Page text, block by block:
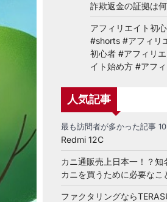
詐欺返金の証拠は
アフィリエイト初
#shorts #アフィリ
初心者 #アフィリ
イト始め方 #アフ
人気記事
最も訪問者が多かった記事
Redmi 12C
カニ通販売上日本一！？知
カニを買うために必要なこ
ファクタリングなら